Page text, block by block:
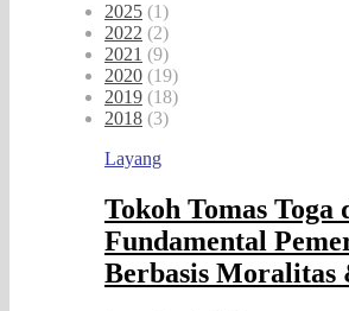
2025 (1)
2022 (2)
2021 (9)
2020 (19)
2019 (18)
2018 (3)
Layang
Tokoh Tomas
Fundamental
Berbasis Moralitas